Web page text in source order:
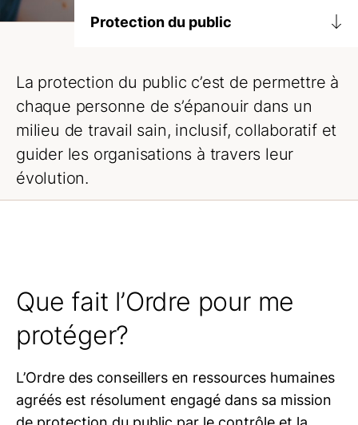
Protection du public
Avis de radiation
Décisions du conseil de discipline
Accueil
Usage inapproprié
La protection du public c’est de permettre à
chaque personne de s’épanouir dans un
milieu de travail sain, inclusif, collaboratif et
guider les organisations à travers leur
évolution.
Que fait l’Ordre pour me
protéger?
L’Ordre des conseillers en ressources humaines
agréés est résolument engagé dans sa mission